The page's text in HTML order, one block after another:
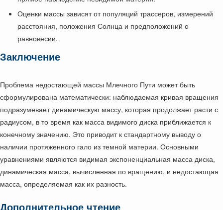
Оценки массы зависят от популяций трассеров, измерений
расстояния, положения Солнца и предположений о
равновесии.
Заключение
Проблема недостающей массы Млечного Пути может быть
сформулирована математически: наблюдаемая кривая вращения
подразумевает динамическую массу, которая продолжает расти с
радиусом, в то время как масса видимого диска приближается к
конечному значению. Это приводит к стандартному выводу о
наличии протяженного гало из темной материи. Основными
уравнениями являются видимая экспоненциальная масса диска,
динамическая масса, вычисленная по вращению, и недостающая
масса, определяемая как их разность.
Дополнительное чтение